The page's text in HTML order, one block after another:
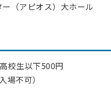
（アピオス）大ホール
校生以下500円
場不可）